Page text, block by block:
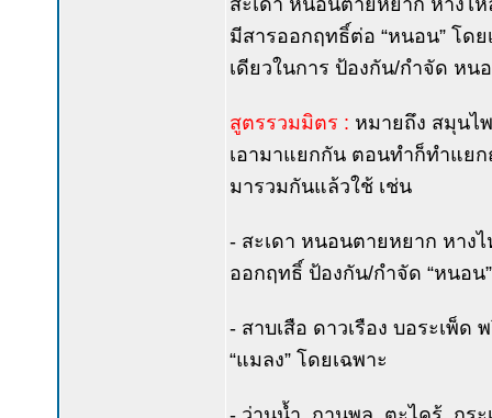
สะเดา หนอนตายหยาก หางไ
มีสารออกฤทธิ์ต่อ “หนอน” โดย
เดียวในการ ป้องกัน/กำจัด หน
สูตรรวมมิตร : หมายถึง สมุนไ
เอามาแยกกัน ตอนทำก็ทำแย
มารวมกันแล้วใช้ เช่น
- สะเดา หนอนตายหยาก หาง
ออกฤทธิ์ ป้องกัน/กำจัด “หนอน
- สาบเสือ ดาวเรือง บอระเพ็
“แมลง” โดยเฉพาะ